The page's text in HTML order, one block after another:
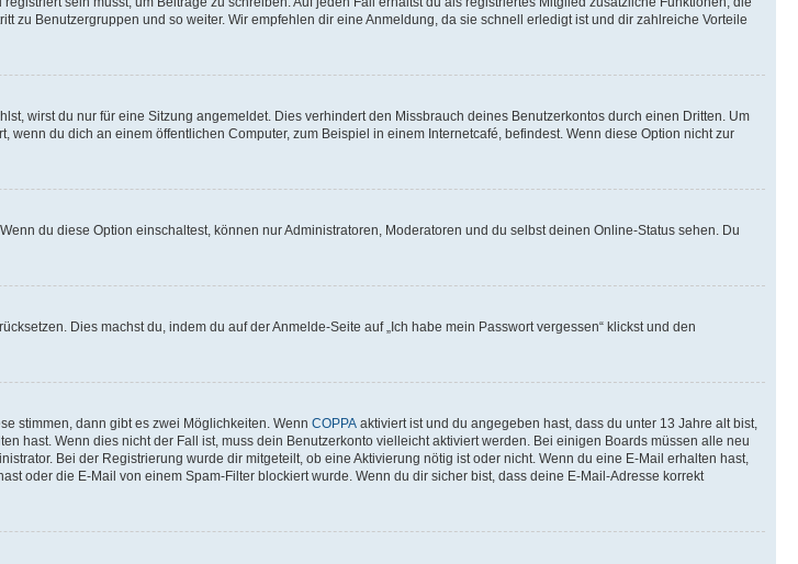
zu Benutzergruppen und so weiter. Wir empfehlen dir eine Anmeldung, da sie schnell erledigt ist und dir zahlreiche Vorteile
wirst du nur für eine Sitzung angemeldet. Dies verhindert den Missbrauch deines Benutzerkontos durch einen Dritten. Um
du dich an einem öffentlichen Computer, zum Beispiel in einem Internetcafé, befindest. Wenn diese Option nicht zur
du diese Option einschaltest, können nur Administratoren, Moderatoren und du selbst deinen Online-Status sehen. Du
Dies machst du, indem du auf der Anmelde-Seite auf „Ich habe mein Passwort vergessen“ klickst und den
stimmen, dann gibt es zwei Möglichkeiten. Wenn COPPA aktiviert ist und du angegeben hast, dass du unter 13 Jahre alt bist,
hast. Wenn dies nicht der Fall ist, muss dein Benutzerkonto vielleicht aktiviert werden. Bei einigen Boards müssen alle neu
Bei der Registrierung wurde dir mitgeteilt, ob eine Aktivierung nötig ist oder nicht. Wenn du eine E-Mail erhalten hast,
oder die E-Mail von einem Spam-Filter blockiert wurde. Wenn du dir sicher bist, dass deine E-Mail-Adresse korrekt